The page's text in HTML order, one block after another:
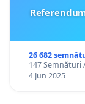
26 682
147 Semnături
4 Jun 2025